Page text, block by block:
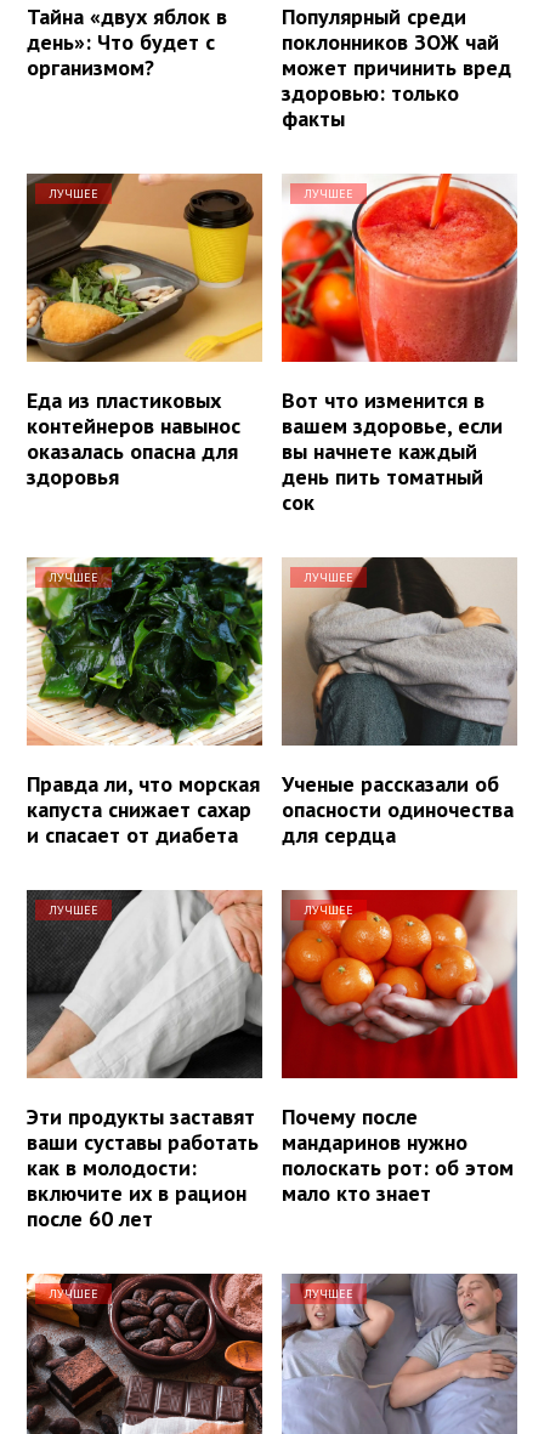
Тайна «двух яблок в
день»: Что будет с
организмом?
Популярный среди
поклонников ЗОЖ чай
может причинить вред
здоровью: только
факты
ЛУЧШЕЕ
Еда из пластиковых
контейнеров навынос
оказалась опасна для
здоровья
ЛУЧШЕЕ
Вот что изменится в
вашем здоровье, если
вы начнете каждый
день пить томатный
сок
ЛУЧШЕЕ
Правда ли, что морская
капуста снижает сахар
и спасает от диабета
ЛУЧШЕЕ
Ученые рассказали об
опасности одиночества
для сердца
ЛУЧШЕЕ
Эти продукты заставят
ваши суставы работать
как в молодости:
включите их в рацион
после 60 лет
ЛУЧШЕЕ
Почему после
мандаринов нужно
полоскать рот: об этом
мало кто знает
ЛУЧШЕЕ ЛУЧШЕЕ